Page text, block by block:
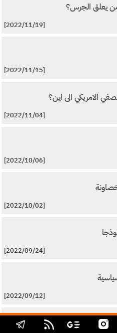
يعلق الجرس؟
[2022/11/19]
[2022/11/15]
الامريكي الى اين؟
[2022/11/04]
[2022/10/06]
[2022/10/02]
[2022/09/24]
[2022/09/12]